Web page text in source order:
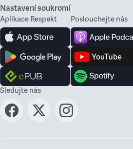
Nastavení soukromí
Aplikace Respekt Poslouchejte nás
Sledujte nás